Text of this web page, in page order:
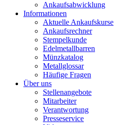
Ankaufsabwicklung
Informationen
Aktuelle Ankaufskurse
Ankaufsrechner
Stempelkunde
Edelmetallbarren
Münzkatalog
Metallglossar
Häufige Fragen
Über uns
Stellenangebote
Mitarbeiter
Verantwortung
Presseservice